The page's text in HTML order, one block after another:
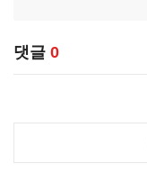
댓글 0